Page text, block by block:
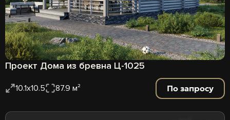
Проект Дома из бревна Ц-1025
10.1x10.5 87.9 м² По запросу